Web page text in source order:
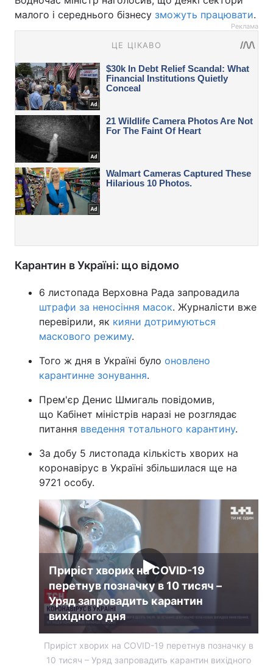
малого і середнього бізнесу зможуть працювати.
Реклама
Карантин в Україні: що відомо
6 листопада Верховна Рада запровадила
штрафи за неносіння масок. Журналісти вже
перевірили, як кияни дотримуються
маскового режиму.
Того ж дня в Україні було оновлено
карантинне зонування.
Прем'єр Денис Шмигаль повідомив,
що Кабінет міністрів наразі не розглядає
питання введення тотального карантину.
За добу 5 листопада кількість хворих на
коронавірус в Україні збільшилася ще на
9721 особу.
Приріст хворих на COVID-19
перетнув позначку в 10 тисяч –
Уряд запровадить карантин
вихідного дня
Приріст хворих на COVID-19 перетнув позначку в
10 тисяч – Уряд запровадить карантин вихідного